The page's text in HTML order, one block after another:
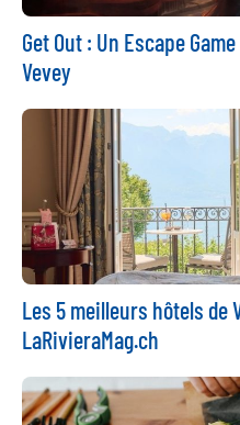
Get Out : Un Escape
Vevey
Les 5 meilleurs hôtels de
LaRivieraMag.ch